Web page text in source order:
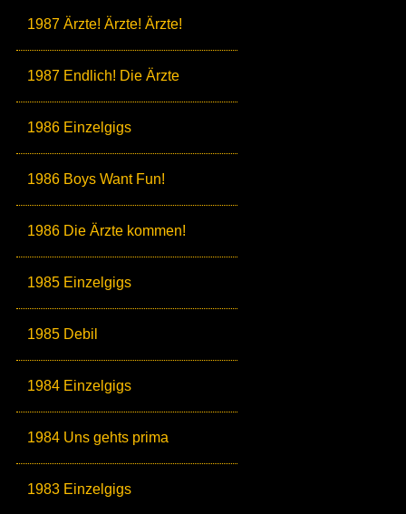
1987 Ärzte! Ärzte! Ärzte!
1987 Endlich! Die Ärzte
1986 Einzelgigs
1986 Boys Want Fun!
1986 Die Ärzte kommen!
1985 Einzelgigs
1985 Debil
1984 Einzelgigs
1984 Uns gehts prima
1983 Einzelgigs